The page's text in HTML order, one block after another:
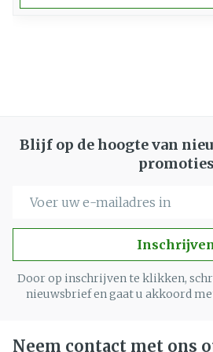
Blijf op de hoogte van
promoties
Door op inschrijven te klikken,
nieuwsbrief en gaat u akkoord
Neem contact met ons